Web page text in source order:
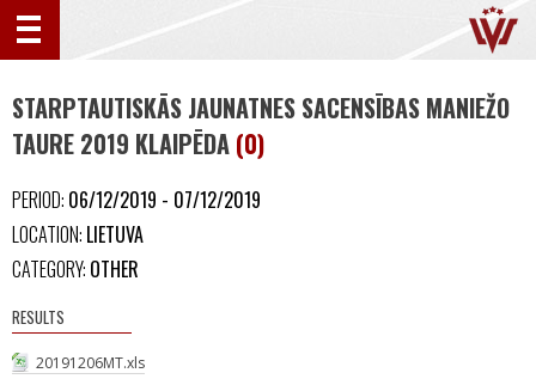
STARPTAUTISKĀS JAUNATNES SACENSĪBAS MANIEŽO
TAURE 2019 KLAIPĒDA (0)
PERIOD: 06/12/2019 - 07/12/2019
LOCATION: LIETUVA
CATEGORY: OTHER
RESULTS
20191206MT.xls